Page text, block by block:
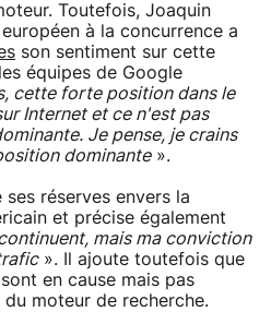
Toutefois, Joaquin
à la concurrence a
son sentiment sur cette
équipes de Google
cette forte position dans le
Internet et ce n'est pas
Je pense, je crains
dominante».
réserves envers la
et précise également
mais ma conviction
». Il ajoute toutefois que
en cause mais pas
moteur de recherche.